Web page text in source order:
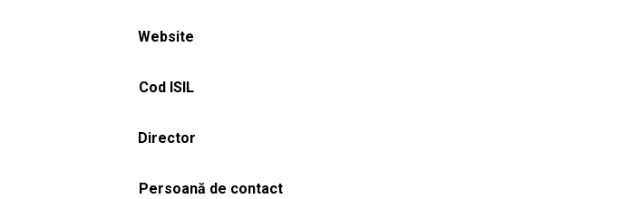
Website
Cod ISIL
Director
Persoană de contact